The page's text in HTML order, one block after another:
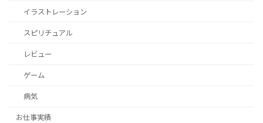
イラストレーション
スピリチュアル
レビュー
ゲーム
病気
お仕事実績